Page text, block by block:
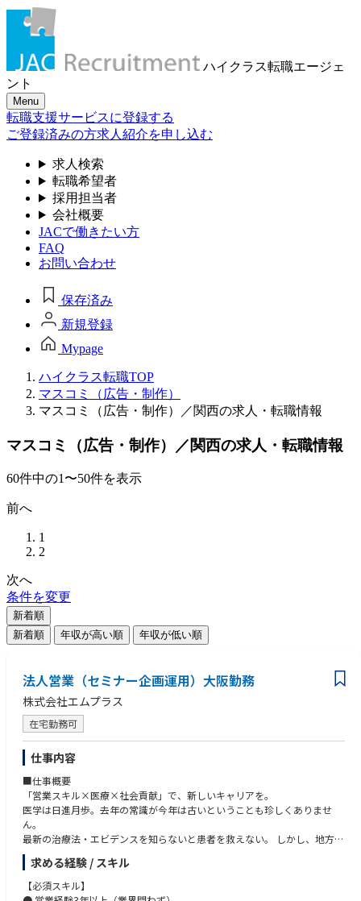
ハイクラス転職エージェ
ント
Menu
転職支援サービスに登録する
ご登録済みの方求人紹介を申し込む
求人検索
転職希望者
採用担当者
会社概要
JACで働きたい方
FAQ
お問い合わせ
保存済み
新規登録
Mypage
ハイクラス転職TOP
マスコミ（広告・制作）
マスコミ（広告・制作）／関西の求人・転職情報
マスコミ（広告・制作）／関西の求人・転職情報
60件中の1〜50件を表示
前へ
1
2
次へ
条件を変更
新着順
新着順
年収が高い順 年収が低い順
法人営業（セミナー企画運用）大阪勤務
株式会社エムプラス
在宅勤務可
仕事内容
■仕事概要
「営業スキル×医療×社会貢献」で、新しいキャリアを。
医学は日進月歩。去年の常識が今年は古いということも珍しくありませ
ん。
最新の治療法・エビデンスを知らないと患者を救えない。 しかし、地方の
医師は「情報へのアクセス」で圧倒的に不利な状況にあります。
一方で、製薬企業・医療機器メーカーは「最新の医療情報を、全国の医師
に効率的・効果的に届けたい」というニーズを抱えています。
この両者をつなぐのが、私たちエムプラスです。
求める経験 / スキル
【必須スキル】